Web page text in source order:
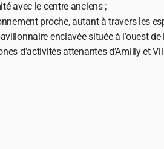
avec le centre anciens ;
proche, autant à travers les
enclavée située à l’ouest
d’activités attenantes d’Amilly et